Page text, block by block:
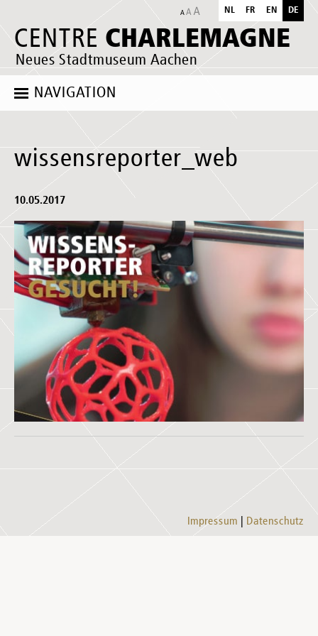
CENTRE CHARLEMAGNE
Neues Stadtmuseum Aachen
NL FR EN DE
NAVIGATION
wissensreporter_web
10.05.2017
Impressum Datenschutz